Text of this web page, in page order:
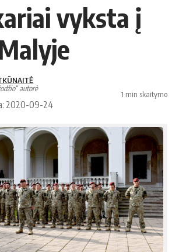
vyksta į
autorė
2020-09-24
1 min skaitymo